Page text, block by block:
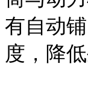
有自动
度，降